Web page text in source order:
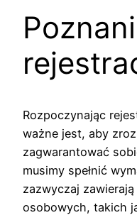
Rozpoczynając
ważne jest, aby
zagwarantować
musimy spełnić
zazwyczaj
osobowych, takich